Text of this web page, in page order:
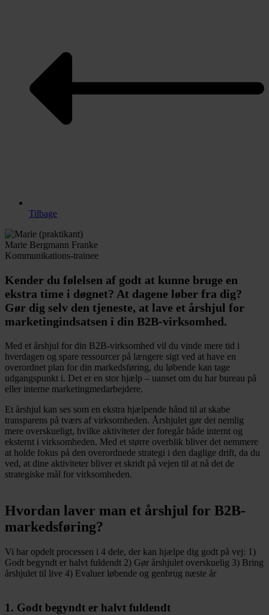
Tilbage
Marie Bergmann Franke
Kommunikations-trainee
Kender du følelsen af godt at kunne bruge en
ekstra time i døgnet? At dagene løber fra dig?
Gør dig selv den tjeneste, at lave et årshjul for
marketingindsatsen i din B2B-virksomhed.
Med et årshjul for din B2B-virksomhed vil du vinde mere tid i
hverdagen og spare ressourcer på længere sigt ved at have en
overordnet plan for din markedsføring, du løbende kan tage
udgangspunkt i. Det er en stor hjælp – uanset om du har bureau på
eller interne marketingmedarbejdere.
Et årshjul kan ses som en ekstra hjælpende hånd til at skabe
transparens på tværs af virksomheden. Årshjulet gør det nemlig
mere overskueligt, hvilke aktiviteter der foregår både internt og
eksternt i virksomheden. Med et større overblik bliver det nemmere
at holde fokus på den overordnede strategi i den daglige drift, da du
ved, at dine aktiviteter bliver et skridt på vejen til at nå det de
strategiske mål for virksomheden.
Hvordan laver man et årshjul for B2B-
markedsføring?
Vi har opdelt processen i 4 dele, der kan hjælpe dig godt på vej: 1)
Godt begyndt er halvt fuldendt 2) Gør årshjulet overskuelig 3) Bring
årshjulet til live 4) Evaluer løbende og genbrug næste år
1. Godt begyndt er halvt fuldendt